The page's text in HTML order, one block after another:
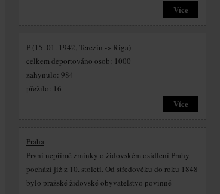
Více
P (15. 01. 1942, Terezín -> Riga)
celkem deportováno osob: 1000
zahynulo: 984
přežilo: 16
Více
Praha
První nepřímé zmínky o židovském osídlení Prahy
pochází již z 10. století. Od středověku do roku 1848
bylo pražské židovské obyvatelstvo povinně